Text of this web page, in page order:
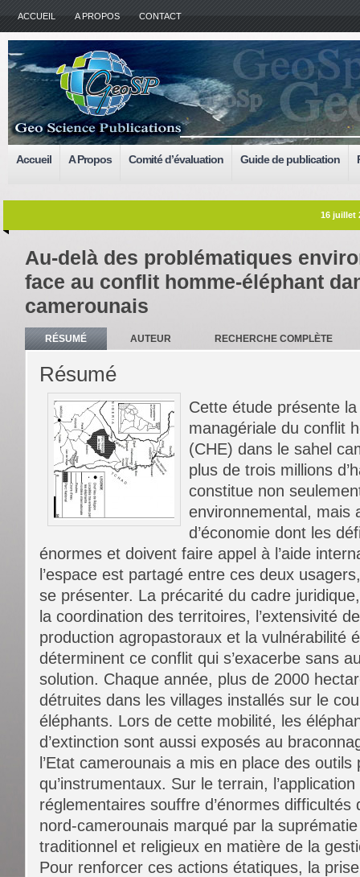
ACCUEIL A PROPOS CONTACT
Accueil A Propos Comité d’évaluation Guide de publication
16 juillet
Au-delà des problématiques
face au conflit homme-éléphant
camerounais
RÉSUMÉ AUTEUR RECHERCHE COMPLÈTE
Résumé
Cette étude présente
managériale du conflit
(CHE) dans le sahel
plus de trois millions
constitue non
environnemental, mais
d’économie dont les
énormes et doivent faire appel à l’aide
l’espace est partagé entre ces deux
se présenter. La précarité du cadre
la coordination des territoires, l’extensivité
production agropastoraux et la vulnérabilité
déterminent ce conflit qui s’exacerbe sans
solution. Chaque année, plus de 2000
détruites dans les villages installés sur le
éléphants. Lors de cette mobilité, les
d’extinction sont aussi exposés au
l’Etat camerounais a mis en place des outils
qu’instrumentaux. Sur le terrain,
réglementaires souffre d’énormes difficultés
nord-camerounais marqué par la
traditionnel et religieux en matière de la
Pour renforcer ces actions étatiques, la